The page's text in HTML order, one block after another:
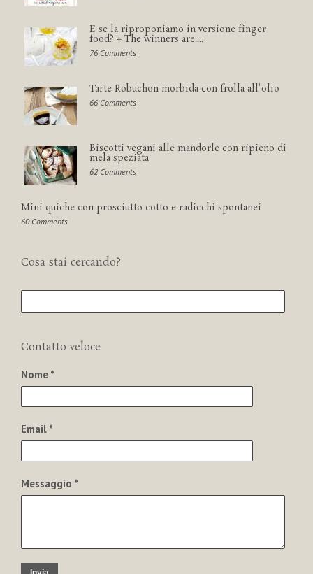
E se la riproponiamo in versione finger
food? + The winners are....
76 Comments
Tarte Robuchon morbida con frolla all'olio
66 Comments
Biscotti vegani alle mandorle con ripieno di
mela speziata
62 Comments
Mini quiche con prosciutto cotto e radicchi spontanei
60 Comments
Cosa stai cercando?
Contatto veloce
Nome *
Email *
Messaggio *